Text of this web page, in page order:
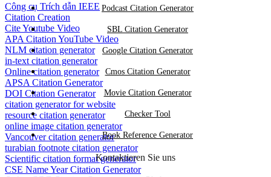
Công cụ Trích dẫn IEEE
Citation Creation
Cite Youtube Video
APA Citation YouTube Video
NLM citation generator
in-text citation generator
Online citation generator
APSA Citation Generator
DOI Citation Generator
citation generator for website
resource citation generator
online image citation generator
Vancouver citation generator
turabian footnote citation generator
Scientific citation format generator
CSE Name Year Citation Generator
Podcast Citation Generator
SBL Citation Generator
Google Citation Generator
Cmos Citation Generator
Movie Citation Generator
Checker Tool
Book Reference Generator
Kontaktieren Sie uns